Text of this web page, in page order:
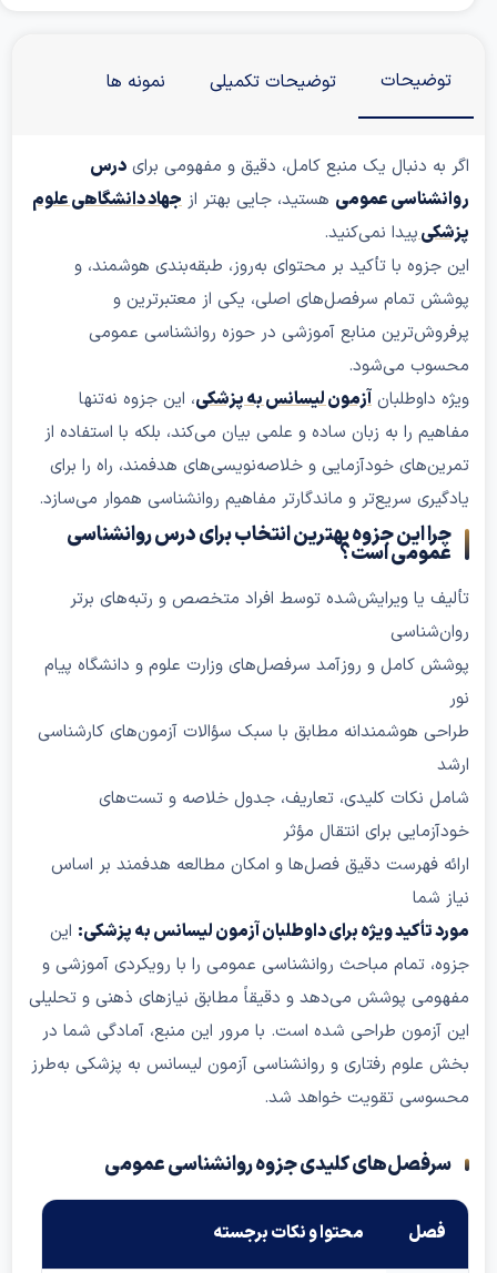
توضیحات تکمیلی نمونه ها
دنبال یک منبع کامل، دقیق و مفهومی برایدرس
عمومیهستید، جایی بهتر ازجهاد دانشگاهی علوم
پیدا نمی‌کنید.
با تأکید بر محتوای به‌روز، طبقه‌بندی هوشمند، و
تمام سرفصل‌های اصلی، یکی از معتبرترین و
منابع آموزشی در حوزه روانشناسی عمومی
می‌شود.
آزمون لیسانس به پزشکی، این جزوه نه‌تنها
را به زبان ساده و علمی بیان می‌کند، بلکه با استفاده از
خودآزمایی و خلاصه‌نویسی‌های هدفمند، راه را برای
سریع‌تر و ماندگارتر مفاهیم روانشناسی هموار می‌سازد.
این جزوه بهترین انتخاب برای درس روانشناسی
است؟
یا ویرایش‌شده توسط افراد متخصص و رتبه‌های برتر
کامل و روزآمد سرفصل‌های وزارت علوم و دانشگاه پیام
هوشمندانه مطابق با سبک سؤالات آزمون‌های کارشناسی
نکات کلیدی، تعاریف، جدول خلاصه و تست‌های
برای انتقال مؤثر
فهرست دقیق فصل‌ها و امکان مطالعه هدفمند بر اساس
تأکید ویژه برای داوطلبان آزمون لیسانس به پزشکی:این
تمام مباحث روانشناسی عمومی را با رویکردی آموزشی و
پوشش می‌دهد و دقیقاً مطابق نیازهای ذهنی و تحلیلی
طراحی شده است. با مرور این منبع، آمادگی شما در
رفتاری و روانشناسی آزمون لیسانس به پزشکی به‌طرز
تقویت خواهد شد.
کلیدی جزوه روانشناسی عمومی
محتوا و نکات برجسته